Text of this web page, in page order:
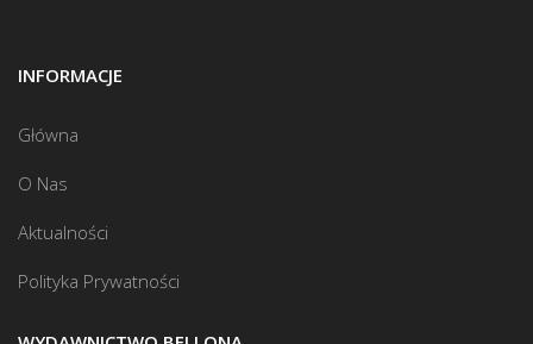
INFORMACJE
Główna
O Nas
Aktualności
Polityka Prywatności